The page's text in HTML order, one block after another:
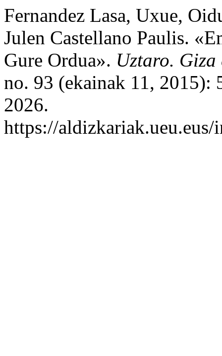
Fernandez Lasa, Uxue,
Julen Castellano Paulis.
Gure Ordua». Uztaro.
no. 93 (ekainak 11, 2015):
2026.
https://